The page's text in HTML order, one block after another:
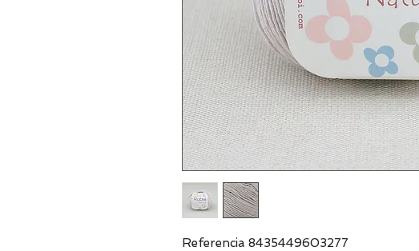
Referencia 8435449603277